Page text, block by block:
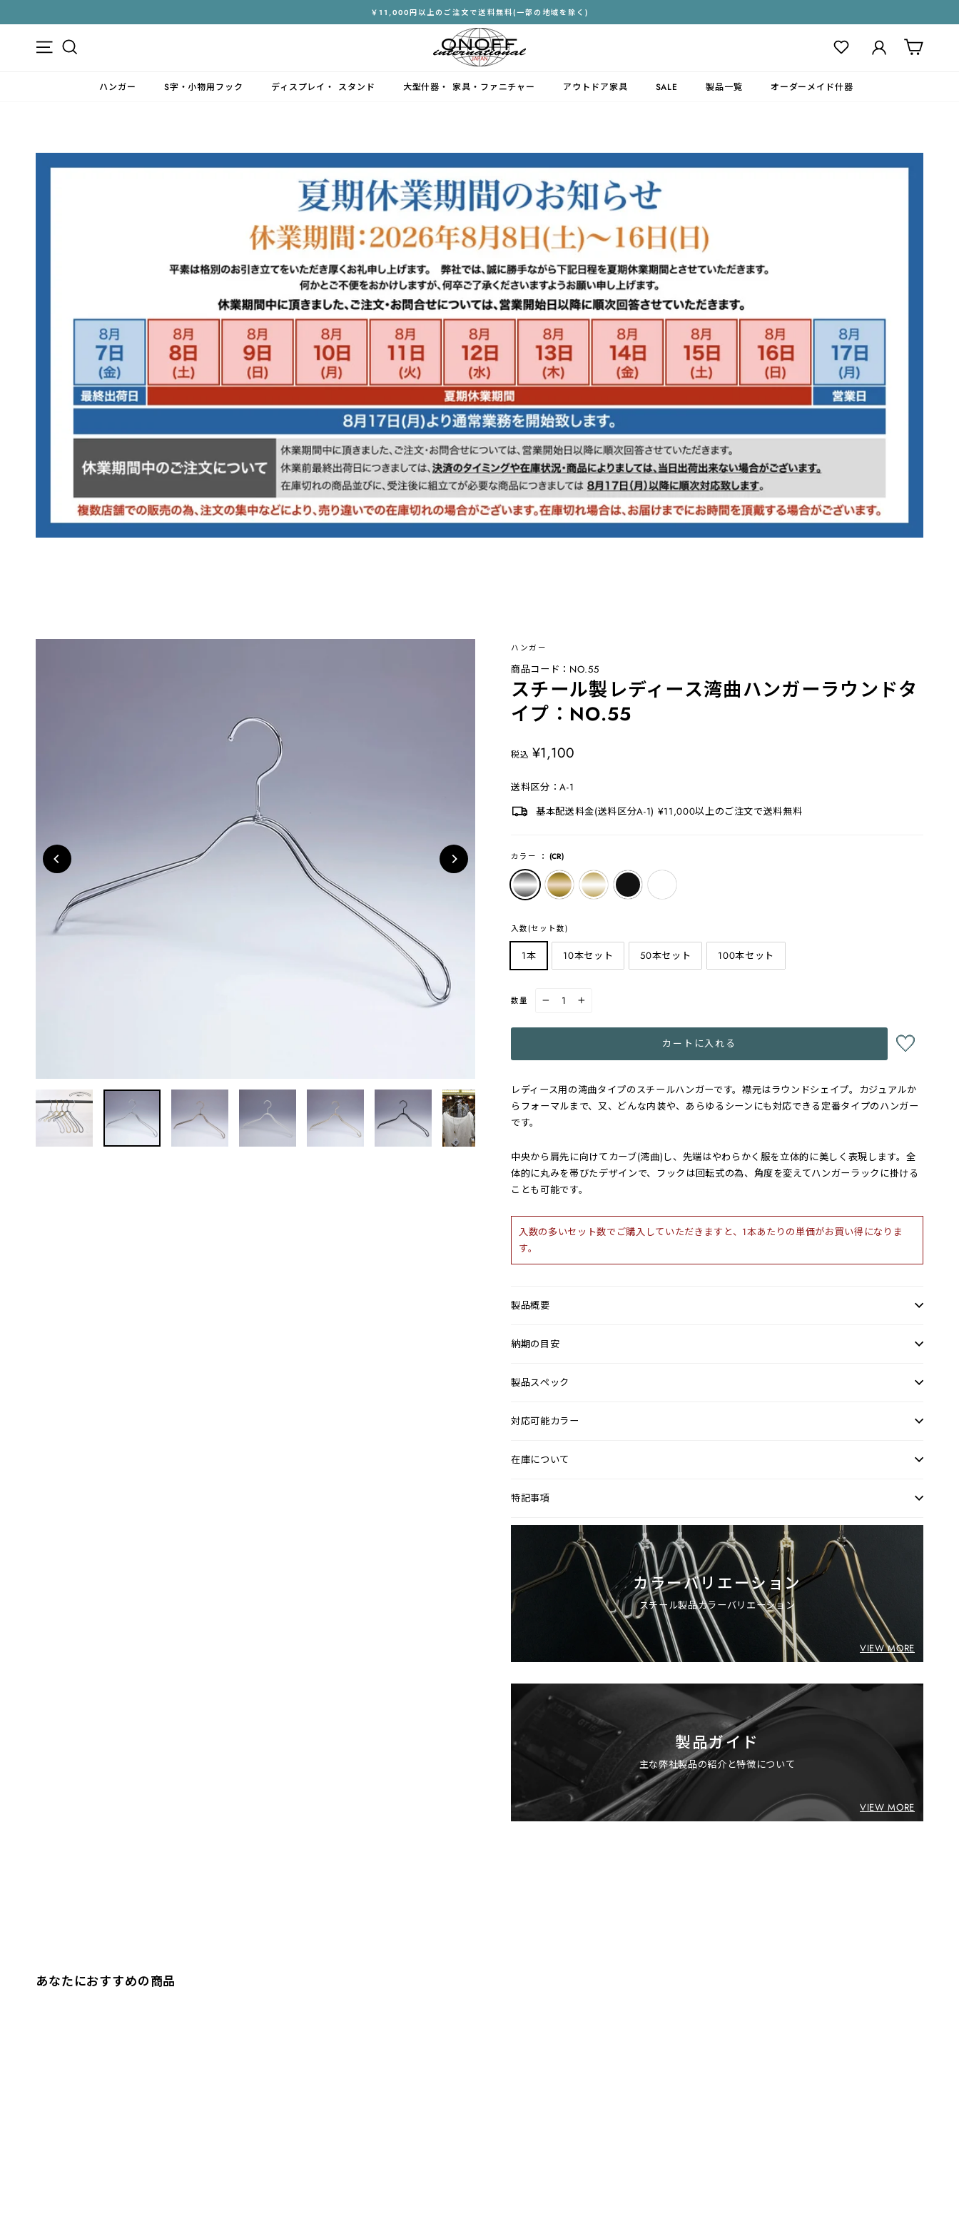
キ
ス
ラ
イ
止
す
る
￥11,000円以上のご注文で送料無料(一部の地域を除く)
メニュー ログイン
ハンガー S字・小物用フック ディスプレイ・ スタンド 大型什器・ 家具・ファニチャー アウトドア家具 SALE 製品一覧 オーダーメイド什器
ハンガー
商品コード：NO.55
スチール製レディース湾曲ハンガーラウンドタ
イプ：NO.55
税込 定
¥1,100
送料区分：A-1
基本配送料金(送料区分A-1) ¥11,000以上のご注文で送料無料
カラー ：(CR)
入数(セット数)
1本 10本セット 50本セット 100本セット
数量
カートに入れる
レディース用の湾曲タイプのスチールハンガーです。襟元はラウンドシェイプ。カジュアルか
らフォーマルまで、又、どんな内装や、あらゆるシーンにも対応できる定番タイプのハンガー
です。
中央から肩先に向けてカーブ(湾曲)し、先端はやわらかく服を立体的に美しく表現します。全
体的に丸みを帯びたデザインで、フックは回転式の為、角度を変えてハンガーラックに掛ける
ことも可能です。
入数の多いセット数でご購入していただきますと、1本あたりの単価がお買い得になりま
す。
製品概要
納期の目安
製品スペック
対応可能カラー
在庫について
特記事項
カラーバリエーション
スチール製品カラーバリエーション
VIEW MORE
製品ガイド
主な弊社製品の紹介と特徴について
VIEW MORE
あなたにおすすめの商品